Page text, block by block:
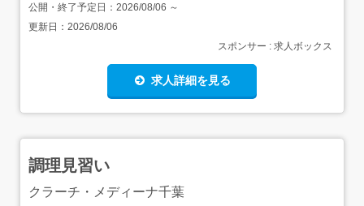
公開・終了予定日： 2026/08/06 ～
更新日： 2026/08/06
スポンサー : 求人ボックス
求人詳細を見る
調理見習い
クラーチ・メディーナ千葉